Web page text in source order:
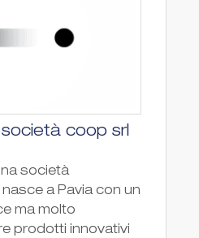
coop srl
società
a Pavia con un
ma molto
prodotti innovativi